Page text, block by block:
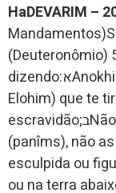
HaDEVARIM –
(Deuteronômio)
dizendo:אAnokhi יהוה Elohenu (Eu mesmo, Adonai, teu
Elohim) que te
escravidão;בNão terás outros deuses diante de mim
(panîms), não
esculpida ou
ou na terra